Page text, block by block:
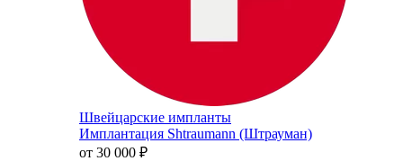
Швейцарские импланты
Имплантация Shtraumann (Штрауман)
от 30 000 ₽